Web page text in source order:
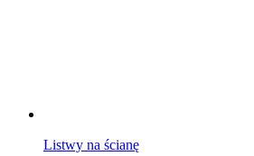
Listwy na ścianę